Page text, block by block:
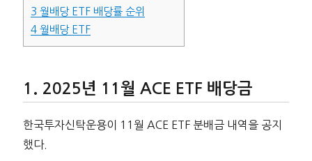
3 월배당 ETF 배당률 순위
4월배당 ETF
2025년 11월 ACE ETF 배당금
한국투자신탁운용이 11월 ACE ETF 분배금 내역을 공지
했다.